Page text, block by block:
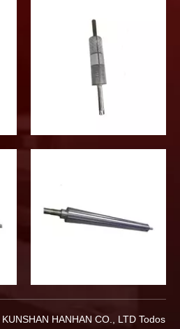
KUNSHAN HANHAN CO., LTD Todos